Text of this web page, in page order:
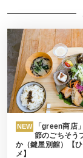
NEW
「green商店
節のごちそう
か（鍵屋別館）【
メ】